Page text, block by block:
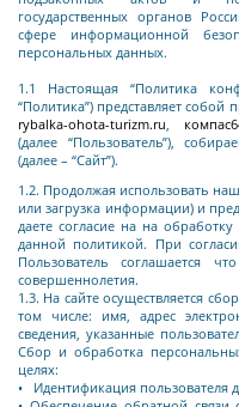
государственных органов
сфере информационной
персональных данных.
1.1 Настоящая “Политика
“Политика”) представляет собой
rybalka-ohota-turizm.ru,
(далее “Пользователь”),
(далее – “Сайт”).
1.2. Продолжая использовать
или загрузка информации) и
даете согласие на на
данной политикой. При
Пользователь соглашается
совершеннолетия.
1.3. На сайте осуществляется
том числе: имя, адрес
сведения, указанные
Сбор и обработка
целях:
• Идентификация пользователя